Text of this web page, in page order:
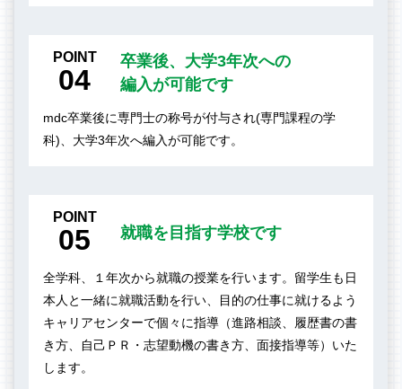
POINT
04
卒業後、大学3年次への
編入が可能です
mdc卒業後に専門士の称号が付与され(専門課程の学
科)、大学3年次へ編入が可能です。
POINT
05 就職を目指す学校です
全学科、１年次から就職の授業を行います。留学生も日
本人と一緒に就職活動を行い、目的の仕事に就けるよう
キャリアセンターで個々に指導（進路相談、履歴書の書
き方、自己ＰＲ・志望動機の書き方、面接指導等）いた
します。